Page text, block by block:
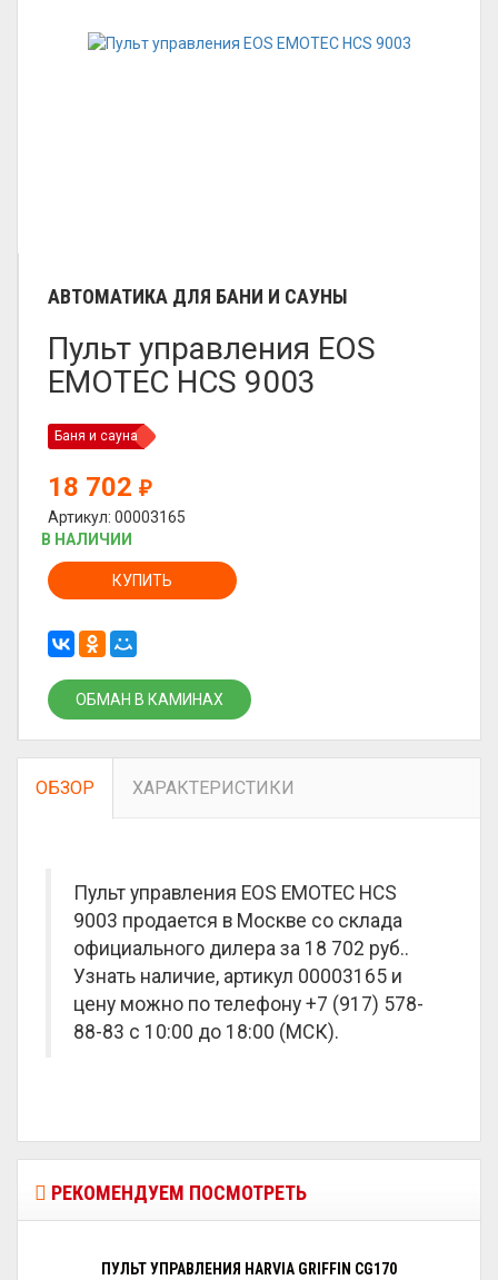
АВТОМАТИКА ДЛЯ БАНИ И САУНЫ
Пульт управления EOS
EMOTEC HCS 9003
Баня и сауна
18 702 ₽
Артикул: 00003165
В НАЛИЧИИ
КУПИТЬ
ОБМАН В КАМИНАХ
ОБЗОР ХАРАКТЕРИСТИКИ
Пульт управления EOS EMOTEC HCS
9003 продается в Москве со склада
официального дилера за 18 702 руб..
Узнать наличие, артикул 00003165 и
цену можно по телефону +7 (917) 578-
88-83 с 10:00 до 18:00 (МСК).
РЕКОМЕНДУЕМ ПОСМОТРЕТЬ
ПУЛЬТ УПРАВЛЕНИЯ HARVIA GRIFFIN CG170